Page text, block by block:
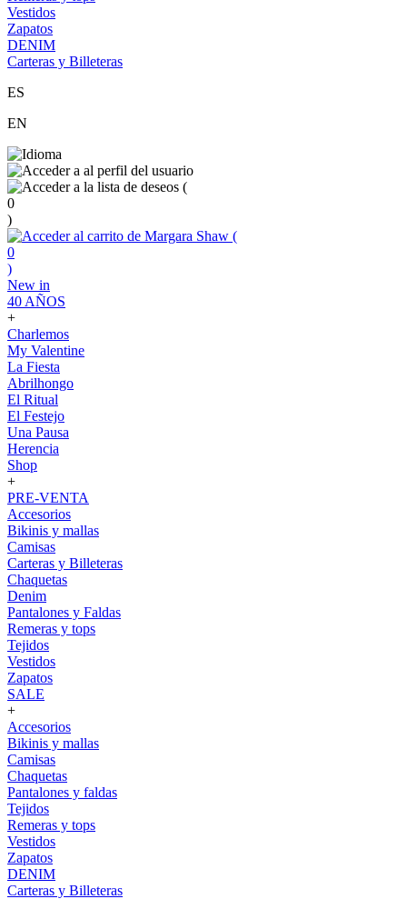
Vestidos
Zapatos
DENIM
Carteras y Billeteras
ES
EN
(
0
)
(
0
)
New in
40 AÑOS
+
Charlemos
My Valentine
La Fiesta
Abrilhongo
El Ritual
El Festejo
Una Pausa
Herencia
Shop
+
PRE-VENTA
Accesorios
Bikinis y mallas
Camisas
Carteras y Billeteras
Chaquetas
Denim
Pantalones y Faldas
Remeras y tops
Tejidos
Vestidos
Zapatos
SALE
+
Accesorios
Bikinis y mallas
Camisas
Chaquetas
Pantalones y faldas
Tejidos
Remeras y tops
Vestidos
Zapatos
DENIM
Carteras y Billeteras